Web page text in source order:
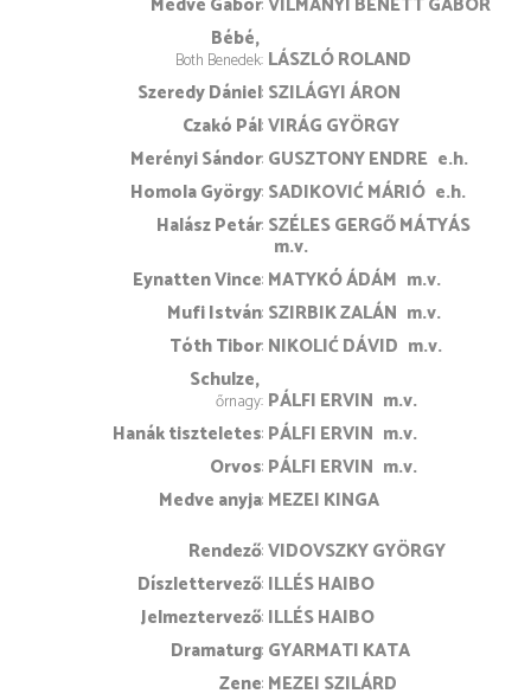
Bébé
Both Benedek LÁSZLÓ ROLAND
Szeredy Dániel SZILÁGYI ÁRON
Czakó Pál VIRÁG GYÖRGY
Merényi Sándor GUSZTONY ENDRE e.h.
Homola György SADIKOVIĆ MÁRIÓ e.h.
Halász Petár SZÉLES GERGŐ MÁTYÁS
m.v.
Eynatten Vince MATYKÓ ÁDÁM m.v.
Mufi István SZIRBIK ZALÁN m.v.
Tóth Tibor NIKOLIĆ DÁVID m.v.
Schulze
őrnagy PÁLFI ERVIN m.v.
Hanák tiszteletes PÁLFI ERVIN m.v.
Orvos PÁLFI ERVIN m.v.
Medve anyja MEZEI KINGA
rendező VIDOVSZKY GYÖRGY
díszlettervező ILLÉS HAIBO
jelmeztervező ILLÉS HAIBO
dramaturg GYARMATI KATA
zene MEZEI SZILÁRD